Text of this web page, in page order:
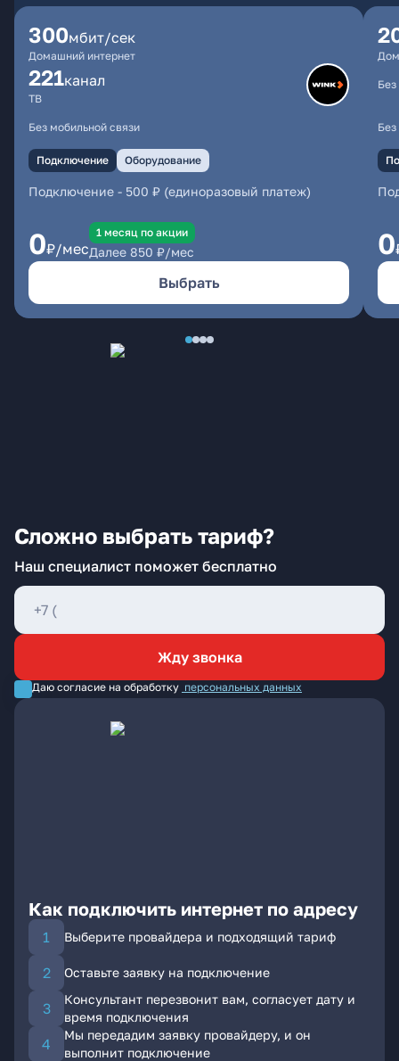
300мбит/сек
Домашний интернет
221канал
ТВ
Без мобильной связи
Подключение Оборудование
Подключение - 500 ₽ (единоразовый платеж)
0₽/мес
1 месяц по акции
Далее 850 ₽/мес
Выбрать
0
Сложно выбрать тариф?
Наш специалист поможет бесплатно
Жду звонка
Даю согласие на обработку персональных данных
Как подключить интернет по адресу
Выберите провайдера и подходящий тариф
Оставьте заявку на подключение
Консультант перезвонит вам, согласует дату и
время подключения
Мы передадим заявку провайдеру, и он
выполнит подключение